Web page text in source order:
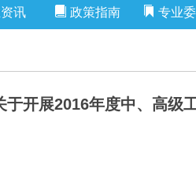
讯 政策指南 专业
于开展2016年度中、高级